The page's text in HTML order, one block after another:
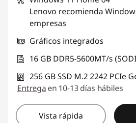
Lenovo recomienda
empresas
Gráficos integrados
16 GB DDR5-5600MT/s
256 GB SSD M.2 2242 PCIe
Entrega en 10-13 días hábiles
Vista rápida